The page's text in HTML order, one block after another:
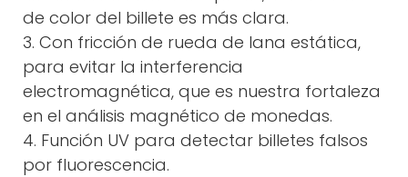
de color del billete es más clara.
3. Con fricción de rueda de lana estática,
para evitar la interferencia
electromagnética, que es nuestra fortaleza
en el análisis magnético de monedas.
4. Función UV para detectar billetes falsos
por fluorescencia.